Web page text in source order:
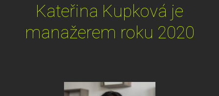
Kateřina Kupková je
manažerem roku 2020